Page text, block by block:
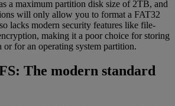
a maximum partition disk size of 2TB, and
will only allow you to format a FAT32
lacks modern security features like file-
making it a poor choice for storing
or for an operating system partition.
The modern standard